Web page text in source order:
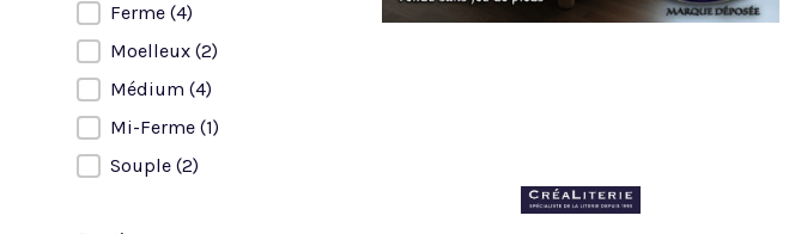
Confort
Ferme (4)
Moelleux (2)
Médium (4)
Mi-Ferme (1)
Souple (2)